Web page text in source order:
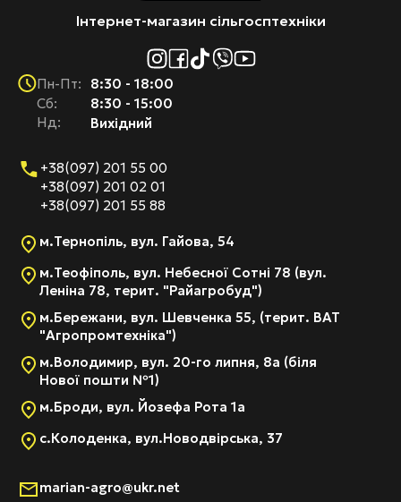
Інтернет-магазин сільгосптехніки
Пн-Пт:
Cб:
Нд:
8:30 - 18:00
8:30 - 15:00
Вихідний
+38(097) 201 55 00
+38(097) 201 02 01
+38(097) 201 55 88
м.Тернопіль, вул. Гайова, 54
м.Теофіполь, вул. Небесної Сотні 78 (вул.
Леніна 78, терит. "Райагробуд")
м.Бережани, вул. Шевченка 55, (терит. ВАТ
"Агропромтехніка")
м.Володимир, вул. 20-го липня, 8а (біля
Нової пошти №1)
м.Броди, вул. Йозефа Рота 1а
с.Колоденка, вул.Новодвірська, 37
marian-agro@ukr.net